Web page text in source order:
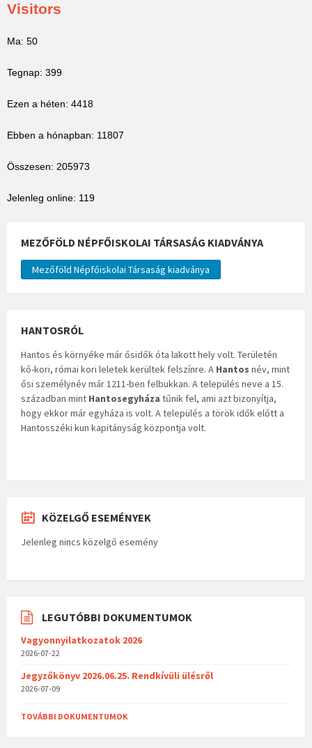
Visitors
Ma: 50
Tegnap: 399
Ezen a héten: 4418
Ebben a hónapban: 11807
Összesen: 205973
Jelenleg online: 119
MEZŐFÖLD NÉPFŐISKOLAI TÁRSASÁG KIADVÁNYA
Mezőföld Népfőiskolai Társaság kiadványa
HANTOSRÓL
Hantos és környéke már ősidők óta lakott hely volt. Területén
kő-kori, római kori leletek kerültek felszínre. A Hantos név, mint
ősi személynév már 1211-ben felbukkan. A település neve a 15.
században mint Hantosegyháza tűnik fel, ami azt bizonyítja,
hogy ekkor már egyháza is volt. A település a török idők előtt a
Hantosszéki kun kapitányság központja volt.
KÖZELGŐ ESEMÉNYEK
Jelenleg nincs közelgő esemény
LEGUTÓBBI DOKUMENTUMOK
Vagyonnyilatkozatok 2026
2026-07-22
Jegyzőkönyv 2026.06.25. Rendkívüli ülésről
2026-07-09
TOVÁBBI DOKUMENTUMOK